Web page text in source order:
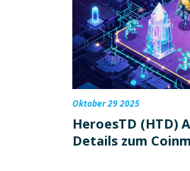
Oktober 29 2025
HeroesTD (HTD)
Details zum